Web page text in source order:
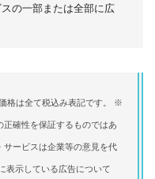
の一部または全部に広
格は全て税込み表記です。 ※
確性を保証するものではあ
ービスは企業等の意見を代
表示している広告について